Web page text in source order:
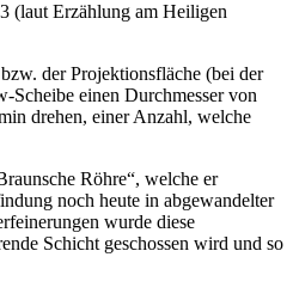
(laut Erzählung am Heiligen
der Projektionsfläche (bei der
Scheibe einen Durchmesser von
drehen, einer Anzahl, welche
Röhre“, welche er
noch heute in abgewandelter
wurde diese
Schicht geschossen wird und so